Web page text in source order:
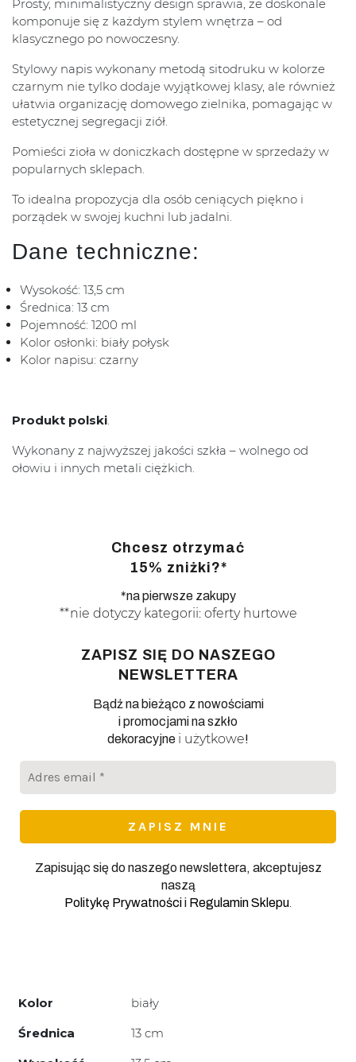
Prosty, minimalistyczny design sprawia, że doskonale
komponuje się z każdym stylem wnętrza – od
klasycznego po nowoczesny.
Stylowy napis wykonany metodą sitodruku w kolorze
czarnym nie tylko dodaje wyjątkowej klasy, ale również
ułatwia organizację domowego zielnika, pomagając w
estetycznej segregacji ziół.
Pomieści zioła w doniczkach dostępne w sprzedaży w
popularnych sklepach.
To idealna propozycja dla osób ceniących piękno i
porządek w swojej kuchni lub jadalni.
Dane techniczne:
Wysokość: 13,5 cm
Średnica: 13 cm
Pojemność: 1200 ml
Kolor osłonki: biały połysk
Kolor napisu: czarny
Produkt polski.
Wykonany z najwyższej jakości szkła – wolnego od
ołowiu i innych metali ciężkich.
Chcesz otrzymać
15% zniżki?*
*na pierwsze zakupy
**nie dotyczy kategorii: oferty hurtowe
ZAPISZ SIĘ DO NASZEGO
NEWSLETTERA
Bądź na bieżąco z nowościami
i promocjami na szkło
dekoracyjne i użytkowe!
Zapisując się do naszego newslettera, akceptujesz
naszą
Politykę Prywatnościi Regulamin Sklepu
Kolor
biały
Średnica
13 cm